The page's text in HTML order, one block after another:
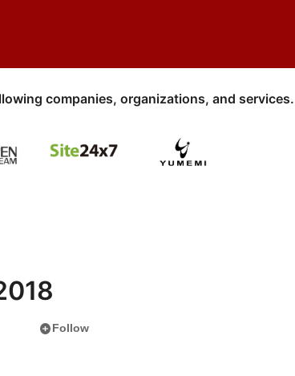
companies, organizations, and services.
add_circleFollow